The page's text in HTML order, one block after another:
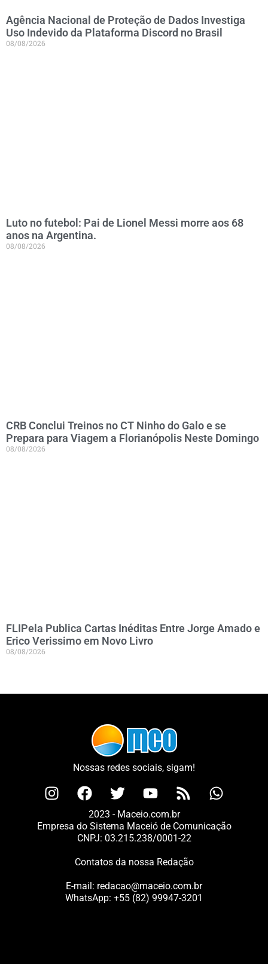
Agência Nacional de Proteção de Dados Investiga
Uso Indevido da Plataforma Discord no Brasil
08/08/2026
Luto no futebol: Pai de Lionel Messi morre aos 68
anos na Argentina.
08/08/2026
CRB Conclui Treinos no CT Ninho do Galo e se
Prepara para Viagem a Florianópolis Neste Domingo
08/08/2026
FLIPela Publica Cartas Inéditas Entre Jorge Amado e
Erico Verissimo em Novo Livro
08/08/2026
Nossas redes sociais, sigam!
2023 - Maceio.com.br
Empresa do Sistema Maceió de Comunicação
CNPJ: 03.215.238/0001-22
Contatos da nossa Redação
E-mail: redacao@maceio.com.br
WhatsApp: +55 (82) 99947-3201